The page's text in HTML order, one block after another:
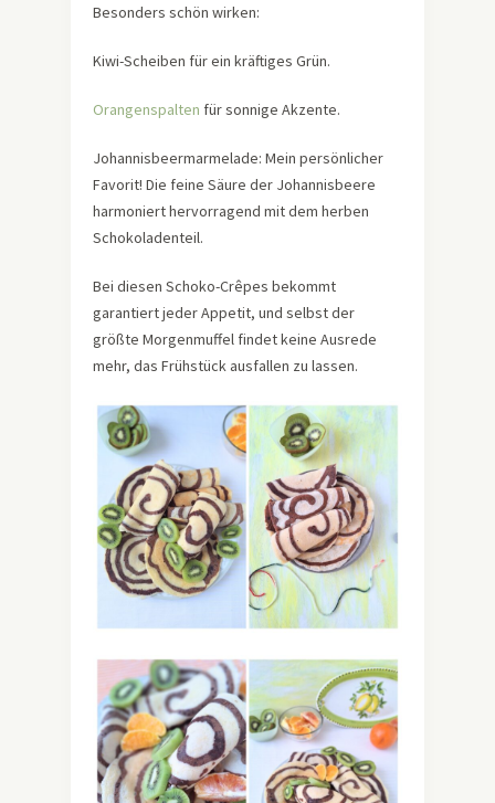
Besonders schön wirken:
Kiwi-Scheiben für ein kräftiges Grün.
Orangenspalten für sonnige Akzente.
Johannisbeermarmelade: Mein persönlicher
Favorit! Die feine Säure der Johannisbeere
harmoniert hervorragend mit dem herben
Schokoladenteil.
Bei diesen Schoko-Crêpes bekommt
garantiert jeder Appetit, und selbst der
größte Morgenmuffel findet keine Ausrede
mehr, das Frühstück ausfallen zu lassen.